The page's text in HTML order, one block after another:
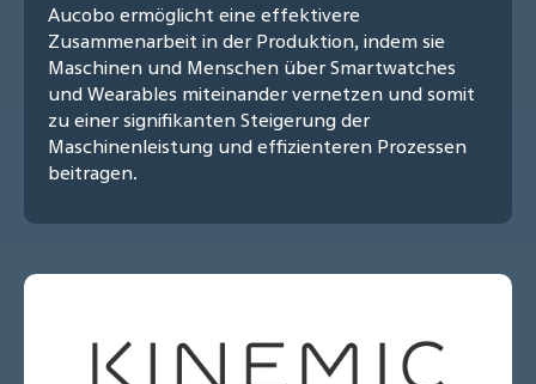
Aucobo ermöglicht eine effektivere
Zusammenarbeit in der Produktion, indem sie
Maschinen und Menschen über Smartwatches
und Wearables miteinander vernetzen und somit
zu einer signifikanten Steigerung der
Maschinenleistung und effizienteren Prozessen
beitragen.